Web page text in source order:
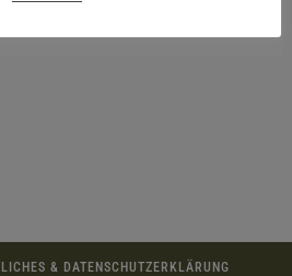
& DATENSCHUTZERKLÄRUNG